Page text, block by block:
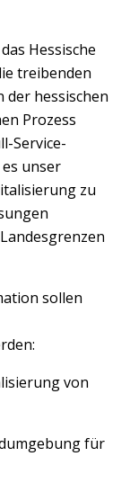
Hessische
treibenden
hessischen
Prozess
Service-
unser
zu
sollen
von
für